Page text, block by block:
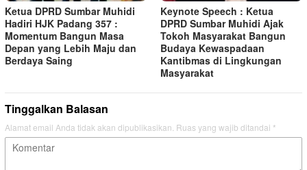
Ketua DPRD Sumbar Muhidi
Hadiri HJK Padang 357 :
Momentum Bangun Masa
Depan yang Lebih Maju dan
Berdaya Saing
Keynote Speech : Ketua
DPRD Sumbar Muhidi Ajak
Tokoh Masyarakat Bangun
Budaya Kewaspadaan
Kantibmas di Lingkungan
Masyarakat
Tinggalkan Balasan
Alamat email Anda tidak akan dipublikasikan. Ruas yang wajib ditandai *